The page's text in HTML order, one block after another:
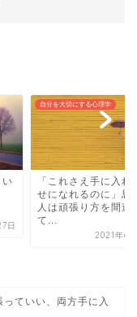
日
自分を大切にする心理学
「これさえ手に入れ
せになれるのに」思
人は頑張り方を間違
て...
2021年6
っていい、両方手に入